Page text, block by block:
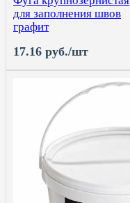
для заполнения швов
графит
17.16 руб./шт